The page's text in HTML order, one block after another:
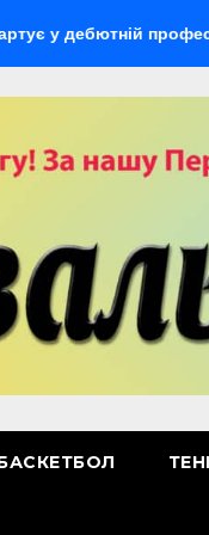
професійній